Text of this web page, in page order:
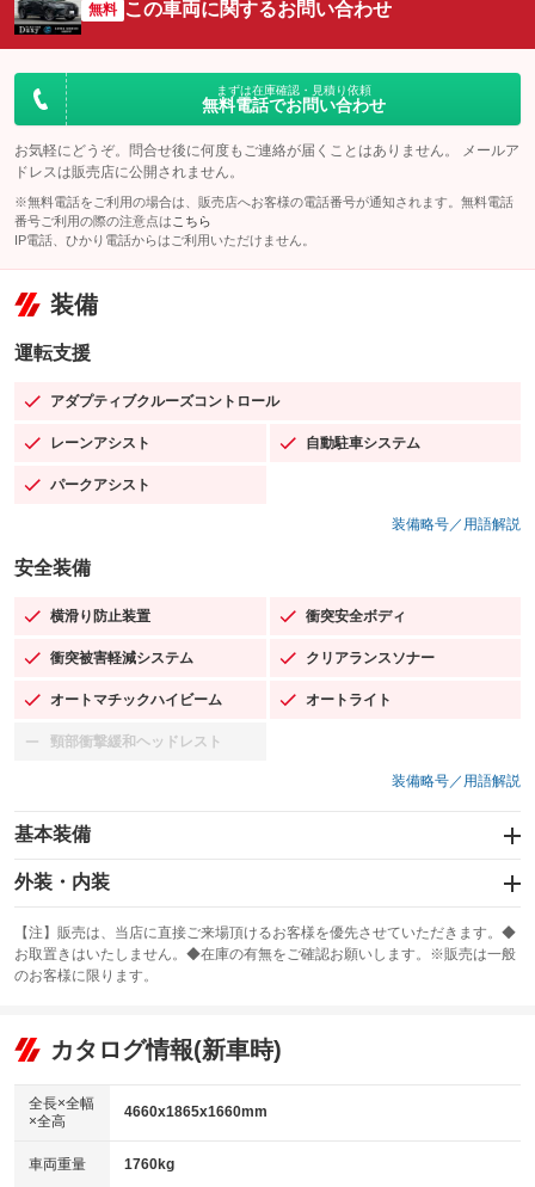
無料 この車両に関するお問い合わせ
まずは在庫確認・見積り依頼
無料電話でお問い合わせ
お気軽にどうぞ。問合せ後に何度もご連絡が届くことはありません。 メールア
ドレスは販売店に公開されません。
※無料電話をご利用の場合は、販売店へお客様の電話番号が通知されます。無料電話
番号ご利用の際の注意点は こちら
IP電話、ひかり電話からはご利用いただけません。
装備
運転支援
アダプティブクルーズコントロール
：装備あり
レーンアシスト
：装備あり 自動駐車システム
：装備あり
パークアシスト
：装備あり
装備略号／用語解説
安全装備
横滑り防止装置
：装備あり 衝突安全ボディ
：装備あり
衝突被害軽減システム
：装備あり クリアランスソナー
：装備あり
オートマチックハイビーム
：装備あり オートライト
：装備あり
頸部衝撃緩和ヘッドレスト
：装備なし
装備略号／用語解説
基本装備
エアバッグ：運転席/助手席/サイド
：装備あり
：装備なし
サンルーフ
：装備あり ABS
リフトアップ
：装備なし
：装備なし
パワーウィンドウ
アイドリングストップ
：装備あり
外装・内装
カーナビ：メモリーナビ他
：装備あり
TV：フルセグ
：装備あり
ビジュアル
：装備なし
：装備あり
革シート
キーレス
【注】販売は、当店に直接ご来場頂けるお客様を優先させていただきます。◆
お取置きはいたしません。◆在庫の有無をご確認お願いします。※販売は一般
のお客様に限ります。
カタログ情報(新車時)
全長×全幅
×全高
4660x1865x1660mm
車両重量 1760kg